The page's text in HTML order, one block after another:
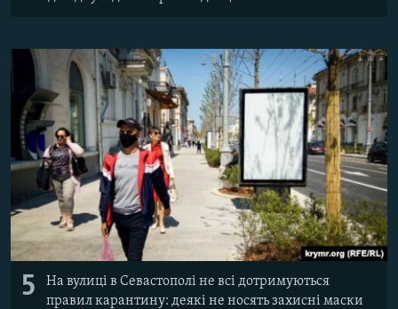
5
На вулиці в Севастополі не всі дотримуються
правил карантину: деякі не носять захисні маски